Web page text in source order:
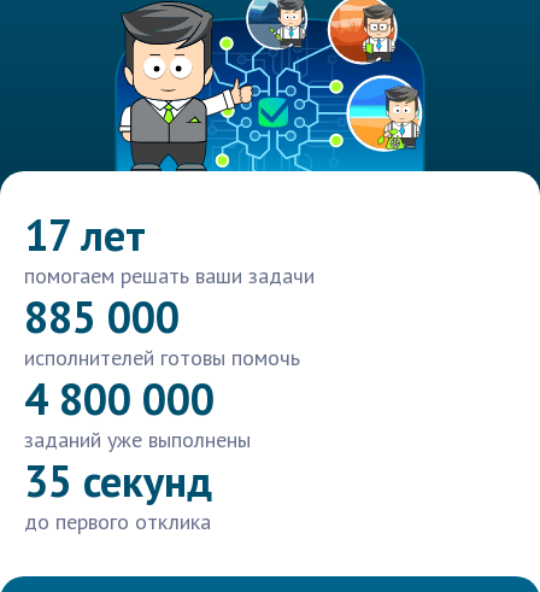
17 лет
помогаем решать ваши задачи
885 000
исполнителей готовы помочь
4 800 000
заданий уже выполнены
35 секунд
до первого отклика